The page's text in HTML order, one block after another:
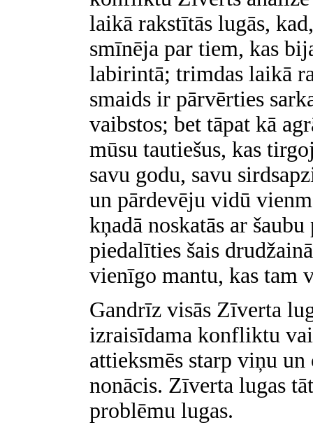
laikā rakstītās lugās,
smīnēja par tiem, kas
labirintā; trimdas laikā
smaids ir pārvērties
vaibstos; bet tāpat kā
mūsu tautiešus, kas
savu godu, savu
un pārdevēju vidū
kņadā noskatās ar
piedalīties šais
vienīgo mantu, kas tam
Gandrīz visās Zīverta
izraisīdama konfliktu
attieksmēs starp viņu
nonācis. Zīverta lugas
problēmu lugas.